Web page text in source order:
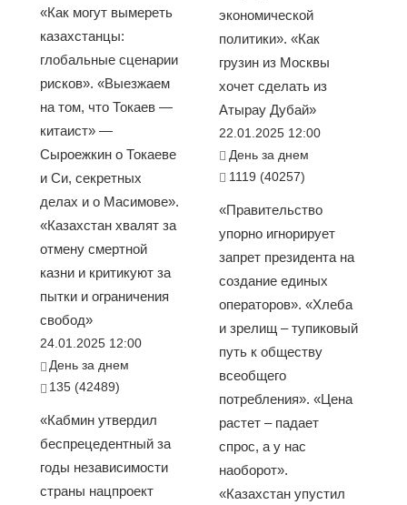
«Как могут вымереть
казахстанцы:
глобальные сценарии
рисков». «Выезжаем
на том, что Токаев —
китаист» —
Сыроежкин о Токаеве
и Си, секретных
делах и о Масимове».
«Казахстан хвалят за
отмену смертной
казни и критикуют за
пытки и ограничения
свобод»
24.01.2025 12:00
День за днем
135 (42489)
«Кабмин утвердил
беспрецедентный за
годы независимости
страны нацпроект
экономической
политики». «Как
грузин из Москвы
хочет сделать из
Атырау Дубай»
22.01.2025 12:00
День за днем
1119 (40257)
«Правительство
упорно игнорирует
запрет президента на
создание единых
операторов». «Хлеба
и зрелищ – тупиковый
путь к обществу
всеобщего
потребления». «Цена
растет – падает
спрос, а у нас
наоборот».
«Казахстан упустил